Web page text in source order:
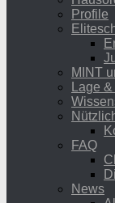
Profile
MINT
Lage
FAQ
News